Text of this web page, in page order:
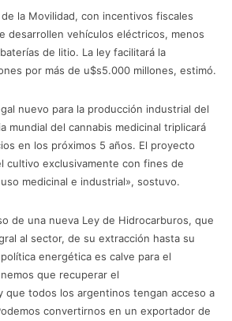
la Movilidad, con incentivos fiscales
desarrollen vehículos eléctricos, menos
de litio. La ley facilitará la
por más de u$s5.000 millones, estimó.
nuevo para la producción industrial del
mundial del cannabis medicinal triplicará
en los próximos 5 años. El proyecto
cultivo exclusivamente con fines de
medicinal e industrial», sostuvo.
de una nueva Ley de Hidrocarburos, que
al sector, de su extracción hasta su
energética es calve para el
que recuperar el
que todos los argentinos tengan acceso a
convertirnos en un exportador de